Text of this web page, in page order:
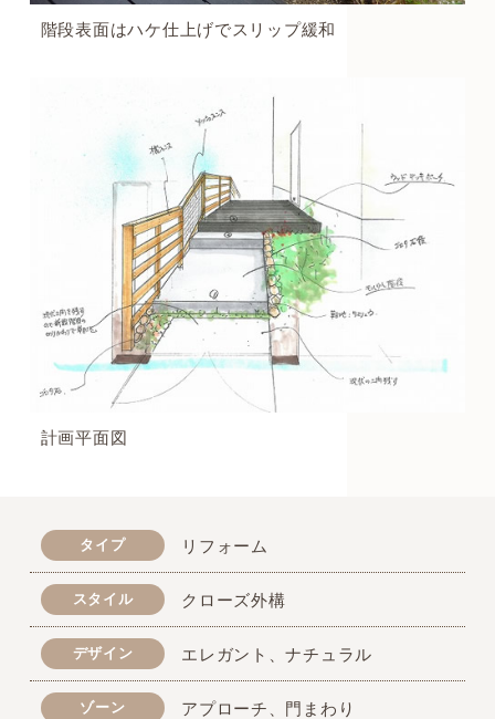
階段表面はハケ仕上げでスリップ緩和
計画平面図
タイプ リフォーム
スタイル クローズ外構
デザイン エレガント、ナチュラル
ゾーン アプローチ、門まわり